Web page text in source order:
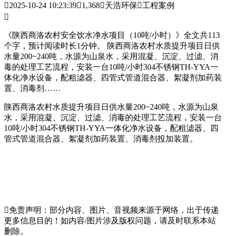
2025-10-24 10:23:391,368天浩环保工程案例

《陕西商洛农村安全饮水净水项目（10吨/小时）》全文共113
个字，预计阅读时长1分钟。 陕西商洛农村水质提升项目日供
水量200~240吨，水源为山泉水，采用混凝、沉淀、过滤、消
毒的处理工艺流程，安装一台10吨/小时304不锈钢TH-YYA一
体化净水设备，配粗滤器、四管式管道混合器、絮凝剂加药装
置、消毒剂……
陕西商洛农村水质提升项目日供水量200~240吨，水源为山泉
水，采用混凝、沉淀、过滤、消毒的处理工艺流程，安装一台
10吨/小时304不锈钢TH-YYA一体化净水设备，配粗滤器、四
管式管道混合器、絮凝剂加药装置、消毒剂投加装置。
免责声明：部分内容、图片、音视频来源于网络，出于传递
更多信息目的！如内容/图片涉及版权问题，请及时联系本站
删除。